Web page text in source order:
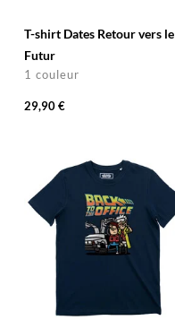
T-shirt Dates Retour vers le
Futur
1 couleur
29,90 €